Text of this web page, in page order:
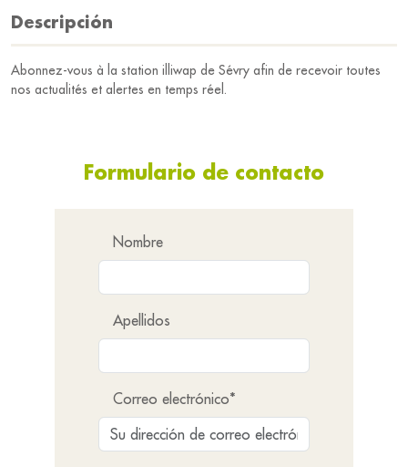
Descripción
Abonnez-vous à la station illiwap de Sévry afin de recevoir toutes
nos actualités et alertes en temps réel.
Formulario de contacto
Nombre
Apellidos
Correo electrónico*